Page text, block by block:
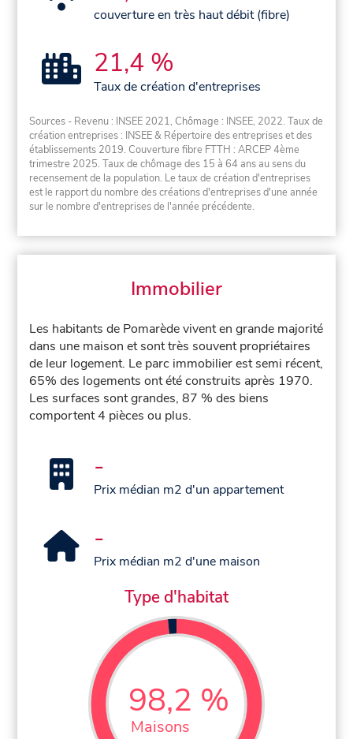
couverture en très haut débit (fibre)
21,4 %
Taux de création d'entreprises
Sources - Revenu : INSEE 2021, Chômage : INSEE, 2022. Taux de
création entreprises : INSEE & Répertoire des entreprises et des
établissements 2019. Couverture fibre FTTH : ARCEP 4ème
trimestre 2025. Taux de chômage des 15 à 64 ans au sens du
recensement de la population. Le taux de création d'entreprises
est le rapport du nombre des créations d'entreprises d'une année
sur le nombre d'entreprises de l'année précédente.
Immobilier
Les habitants de Pomarède vivent en grande majorité
dans une maison et sont très souvent propriétaires
de leur logement. Le parc immobilier est semi récent,
65% des logements ont été construits après 1970.
Les surfaces sont grandes, 87 % des biens
comportent 4 pièces ou plus.
-
Prix médian m2 d'un appartement
-
Prix médian m2 d'une maison
Type d'habitat
98,2 %
Maisons